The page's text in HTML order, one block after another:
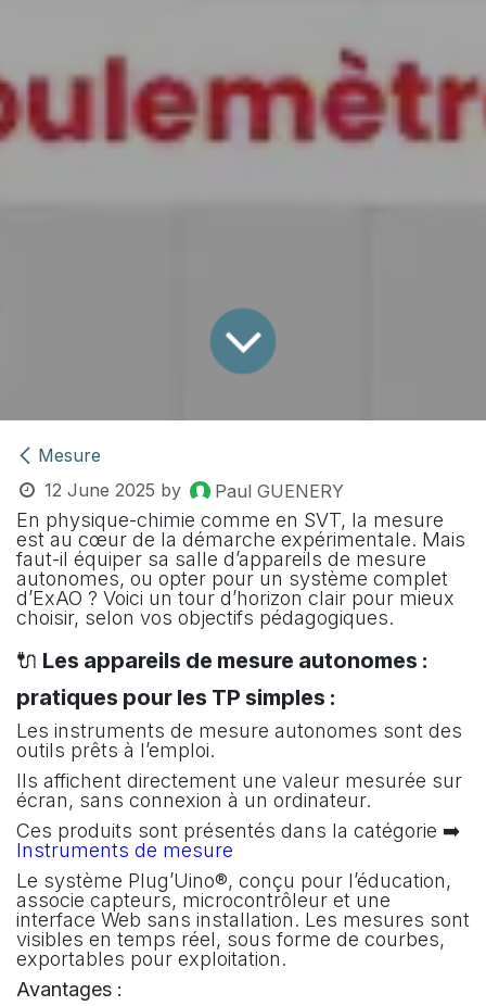
Mesure
12 June 2025 by Paul GUENERY
En physique-chimie comme en SVT, la mesure
est au cœur de la démarche expérimentale. Mais
faut-il équiper sa salle d’appareils de mesure
autonomes, ou opter pour un système complet
d’ExAO ? Voici un tour d’horizon clair pour mieux
choisir, selon vos objectifs pédagogiques.
🔌 Les appareils de mesure autonomes :
pratiques pour les TP simples :
Les instruments de mesure autonomes sont des
outils prêts à l’emploi.
Ils affichent directement une valeur mesurée sur
écran, sans connexion à un ordinateur.
Ces produits sont présentés dans la catégorie ➡️
Instruments de mesure
Le système Plug’Uino®, conçu pour l’éducation,
associe capteurs, microcontrôleur et une
interface Web sans installation. Les mesures sont
visibles en temps réel, sous forme de courbes,
exportables pour exploitation.
Avantages :